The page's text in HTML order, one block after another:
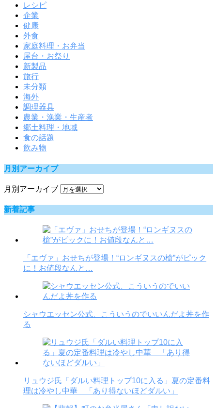
レシピ
企業
健康
外食
家庭料理・お弁当
屋台・お祭り
新製品
旅行
未分類
海外
調理器具
農業・漁業・生産者
郷土料理・地域
食の話題
飲み物
月別アーカイブ
月別アーカイブ
新着記事
「エヴァ」おせちが登場！“ロンギヌスの槍”がピック
に！お値段なんと…
シャウエッセン公式、こういうのでいいんだよ丼を作
る
リュウジ氏「ダルい料理トップ10に入る」夏の定番料
理は冷やし中華 「あり得ないほどダルい」